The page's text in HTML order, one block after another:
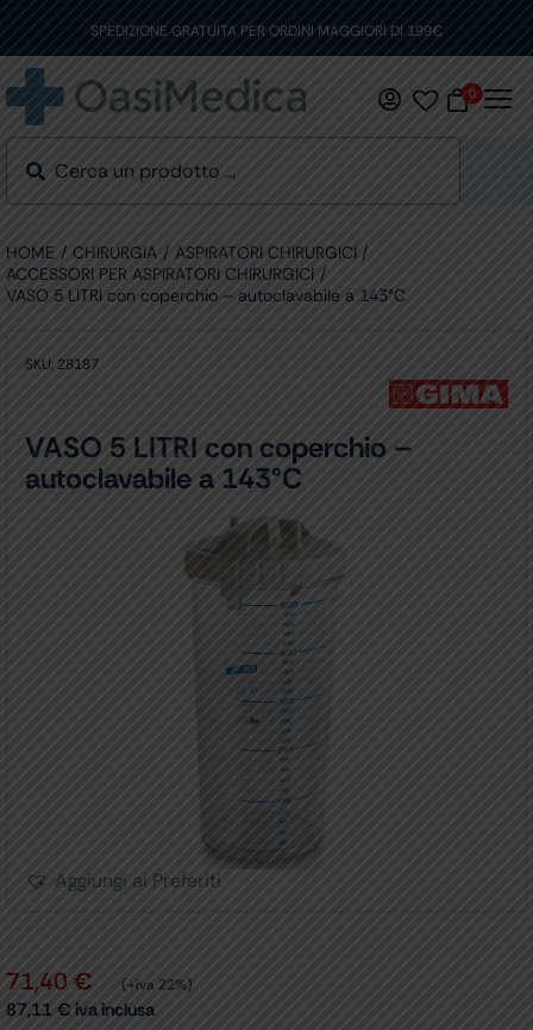
content
SPEDIZIONE GRATUITA PER ORDINI MAGGIORI DI 199€
0
HOME CHIRURGIA
ASPIRATORI CHIRURGICI
ACCESSORI PER ASPIRATORI CHIRURGICI
VASO 5 LITRI con coperchio – autoclavabile a 143°C
SKU: 28187
VASO 5 LITRI con coperchio –
autoclavabile a 143°C
Aggiungi ai Preferiti
71,40 € (+iva 22%)
87,11 € iva inclusa